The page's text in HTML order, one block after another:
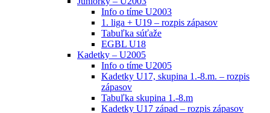
Info o tíme U2003
1. liga + U19 – rozpis zápasov
Tabuľka súťaže
EGBL U18
Kadetky – U2005
Info o tíme U2005
Kadetky U17, skupina 1.-8.m. – rozpis
zápasov
Tabuľka skupina 1.-8.m
Kadetky U17 západ – rozpis zápasov